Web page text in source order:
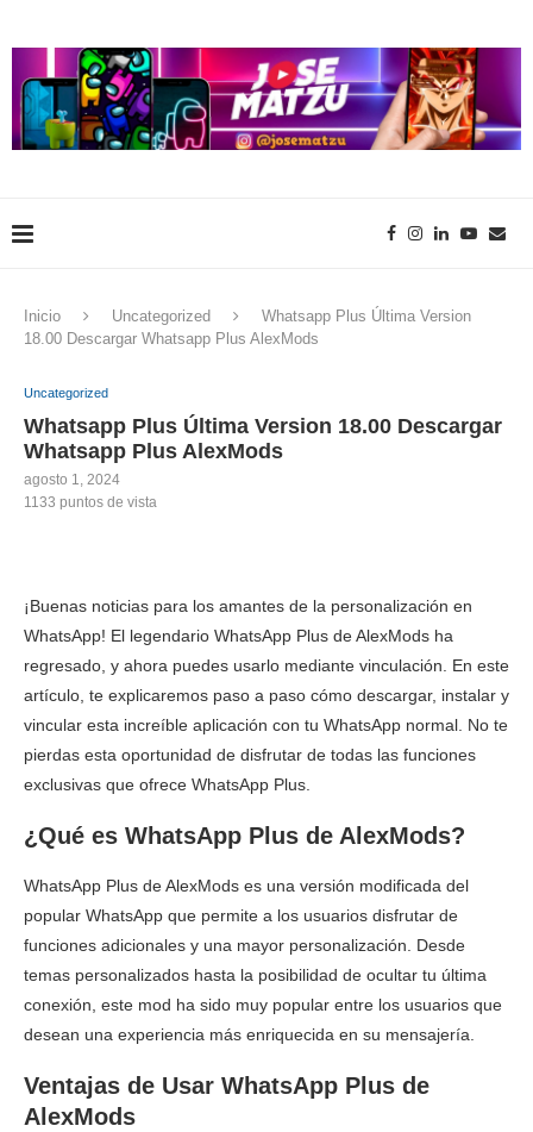
Inicio Uncategorized
Whatsapp Plus Última Version
18.00 Descargar Whatsapp Plus AlexMods
Uncategorized
Whatsapp Plus Última Version 18.00 Descargar
Whatsapp Plus AlexMods
agosto 1, 2024
1133 puntos de vista
¡Buenas noticias para los amantes de la personalización en
WhatsApp! El legendario WhatsApp Plus de AlexMods ha
regresado, y ahora puedes usarlo mediante vinculación. En este
artículo, te explicaremos paso a paso cómo descargar, instalar y
vincular esta increíble aplicación con tu WhatsApp normal. No te
pierdas esta oportunidad de disfrutar de todas las funciones
exclusivas que ofrece WhatsApp Plus.
¿Qué es WhatsApp Plus de AlexMods?
WhatsApp Plus de AlexMods es una versión modificada del
popular WhatsApp que permite a los usuarios disfrutar de
funciones adicionales y una mayor personalización. Desde
temas personalizados hasta la posibilidad de ocultar tu última
conexión, este mod ha sido muy popular entre los usuarios que
desean una experiencia más enriquecida en su mensajería.
Ventajas de Usar WhatsApp Plus de
AlexMods